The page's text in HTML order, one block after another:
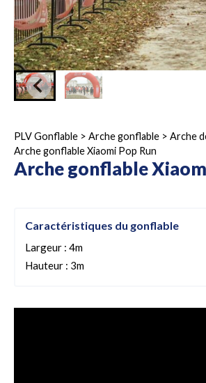
PLV Gonflable > Arche gonflable > Arche
Arche gonflable Xiaomi Pop Run
Arche gonflable
Caractéristiques du gonflable
Largeur : 4m
Hauteur : 3m